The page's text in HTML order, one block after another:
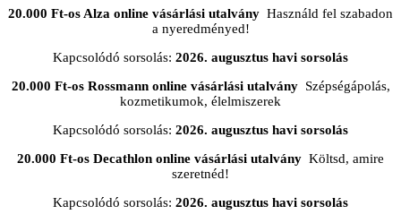
20.000 Ft-os Alza online vásárlási utalvány Használd fel szabadon
a nyeredményed!
Kapcsolódó sorsolás: 2026. augusztus havi sorsolás
20.000 Ft-os Rossmann online vásárlási utalványSzépségápolás,
kozmetikumok, élelmiszerek
Kapcsolódó sorsolás: 2026. augusztus havi sorsolás
20.000 Ft-os Decathlon online vásárlási utalvány Költsd, amire
szeretnéd!
Kapcsolódó sorsolás: 2026. augusztus havi sorsolás